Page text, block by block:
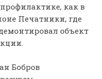
как в
Печатники, где
объект
Бобров